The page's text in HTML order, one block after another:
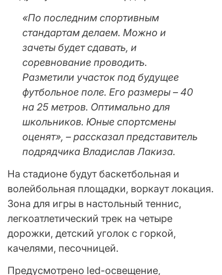
«По последним спортивным
стандартам делаем. Можно и
зачеты будет сдавать, и
соревнование проводить.
Разметили участок под будущее
футбольное поле. Его размеры – 40
на 25 метров. Оптимально для
школьников. Юные спортсмены
оценят», – рассказал представитель
подрядчика Владислав Лакиза.
На стадионе будут баскетбольная и
волейбольная площадки, воркаут локация.
Зона для игры в настольный теннис,
легкоатлетический трек на четыре
дорожки, детский уголок с горкой,
качелями, песочницей.
Предусмотрено led-освещение,